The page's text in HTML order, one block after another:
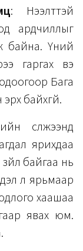
: Нээлттэй
ардчиллыг
байна. Үүний
гаргах вэ
Бага
байхгүй.
сүлжээнд
ярихдаа
байгаа нь
л ярьмаар
хаашаа
явах юм.